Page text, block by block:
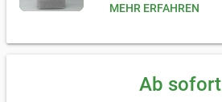
MEHR ERFAHREN
Ab sofort